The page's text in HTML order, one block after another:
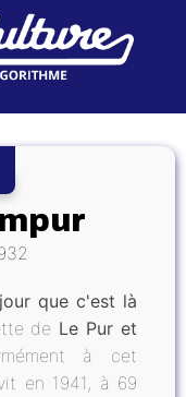
que c'est là
de Le Pur et
à cet
en 1941, à 69